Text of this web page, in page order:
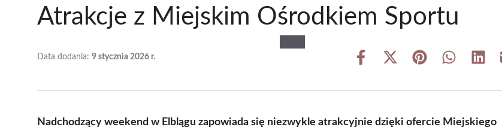
Atrakcje z Miejskim Ośrodkiem Sportu
Data dodania: 9 stycznia 2026 r.
Share
Share
(Twitter)
Share Share Share
Nadchodzący weekend w Elblągu zapowiada się niezwykle atrakcyjnie dzięki ofercie Miejskiego